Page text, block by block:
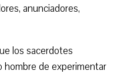
anunciadores,
los sacerdotes
hombre de experimentar